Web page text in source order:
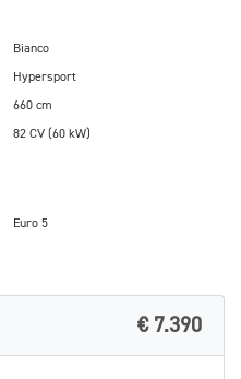
Bianco
Hypersport
660 cm
82 CV (60 kW)
Euro 5
€ 7.390